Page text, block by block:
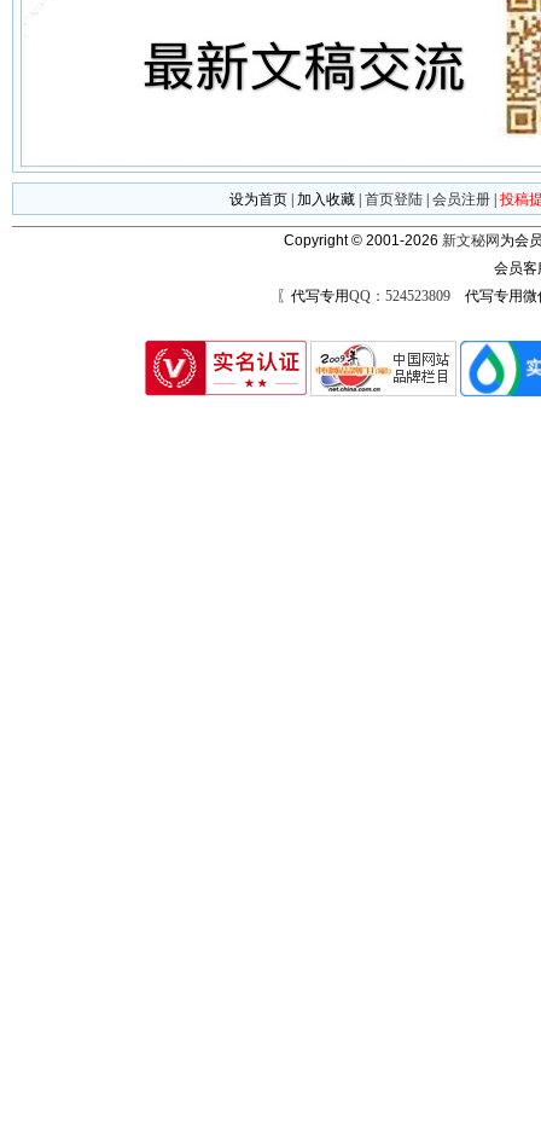
设为首页 加入收藏 首页登陆 会员注册 投稿
Copyright © 2001-2026 新文秘网 为会
会员
〖代写专用QQ：524523809代写专用微